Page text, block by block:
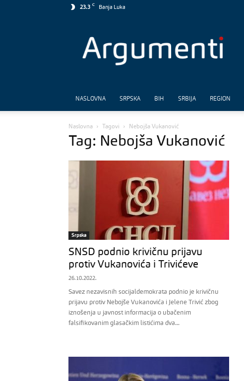
23.3
C
Banja Luka
NASLOVNA SRPSKA BIH SRBIJA REGION
Naslovna Tagovi Nebojša Vukanović
Tag: Nebojša Vukanović
Srpska
SNSD podnio krivičnu prijavu
protiv Vukanovića i Trivićeve
26.10.2022.
Savez nezavisnih socijaldemokrata podnio je krivičnu
prijavu protiv Nebojše Vukanovića i Jelene Trivić zbog
iznošenja u javnost informacija o ubačenim
falsifikovanim glasačkim listićima dva...